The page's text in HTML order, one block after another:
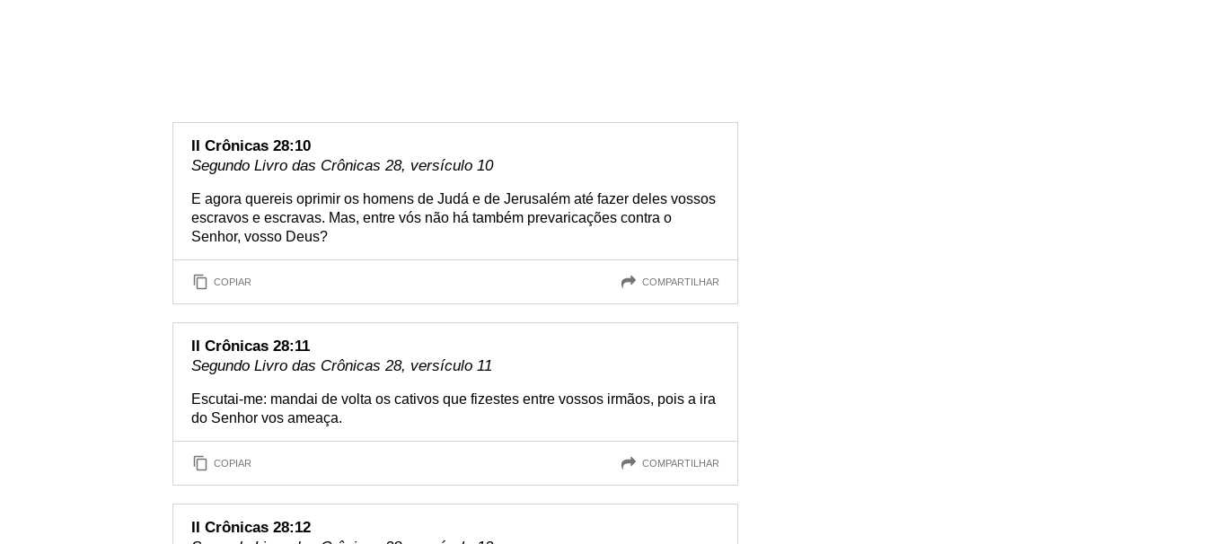
II Crônicas 28:10
Segundo Livro das Crônicas 28, versículo 10
E agora quereis oprimir os homens de Judá e de Jerusalém até fazer deles vossos
escravos e escravas. Mas, entre vós não há também prevaricações contra o
Senhor, vosso Deus?
COPIAR COMPARTILHAR
II Crônicas 28:11
Segundo Livro das Crônicas 28, versículo 11
Escutai-me: mandai de volta os cativos que fizestes entre vossos irmãos, pois a ira
do Senhor vos ameaça.
COPIAR COMPARTILHAR
II Crônicas 28:12